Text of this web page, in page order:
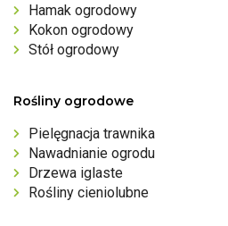
Hamak ogrodowy
Kokon ogrodowy
Stół ogrodowy
Rośliny ogrodowe
Pielęgnacja trawnika
Nawadnianie ogrodu
Drzewa iglaste
Rośliny cieniolubne